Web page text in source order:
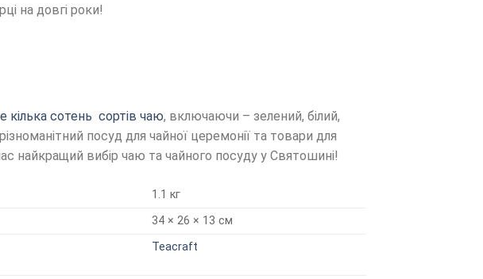
на довгі роки!
кілька сотень сортів чаю, включаючи – зелений, білий,
посуд для чайної церемонії та товари для
найкращий вибір чаю та чайного посуду у Святошині!
1.1 кг
34 × 26 × 13 см
Teacraft